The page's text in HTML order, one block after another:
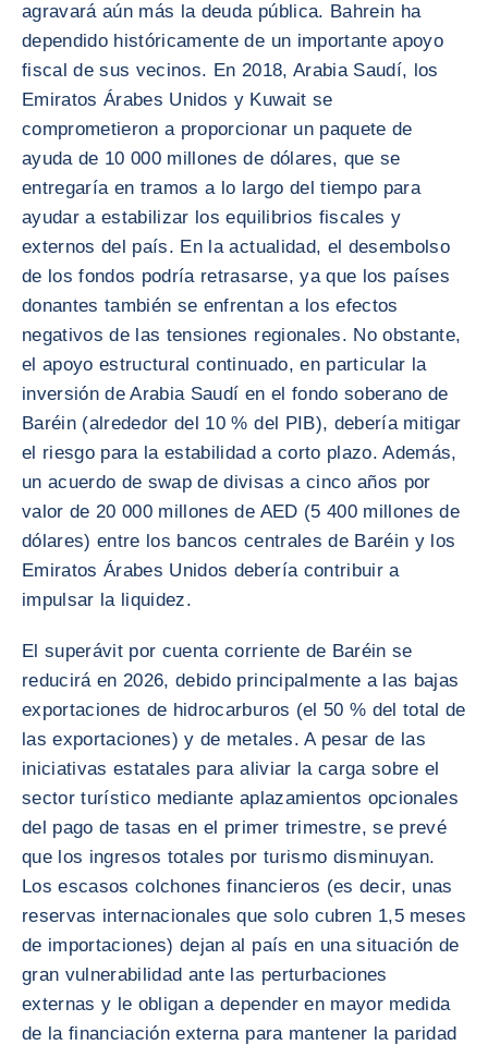
agravará aún más la deuda pública. Bahrein ha
dependido históricamente de un importante apoyo
fiscal de sus vecinos. En 2018, Arabia Saudí, los
Emiratos Árabes Unidos y Kuwait se
comprometieron a proporcionar un paquete de
ayuda de 10 000 millones de dólares, que se
entregaría en tramos a lo largo del tiempo para
ayudar a estabilizar los equilibrios fiscales y
externos del país. En la actualidad, el desembolso
de los fondos podría retrasarse, ya que los países
donantes también se enfrentan a los efectos
negativos de las tensiones regionales. No obstante,
el apoyo estructural continuado, en particular la
inversión de Arabia Saudí en el fondo soberano de
Baréin (alrededor del 10 % del PIB), debería mitigar
el riesgo para la estabilidad a corto plazo. Además,
un acuerdo de swap de divisas a cinco años por
valor de 20 000 millones de AED (5 400 millones de
dólares) entre los bancos centrales de Baréin y los
Emiratos Árabes Unidos debería contribuir a
impulsar la liquidez.
El superávit por cuenta corriente de Baréin se
reducirá en 2026, debido principalmente a las bajas
exportaciones de hidrocarburos (el 50 % del total de
las exportaciones) y de metales. A pesar de las
iniciativas estatales para aliviar la carga sobre el
sector turístico mediante aplazamientos opcionales
del pago de tasas en el primer trimestre, se prevé
que los ingresos totales por turismo disminuyan.
Los escasos colchones financieros (es decir, unas
reservas internacionales que solo cubren 1,5 meses
de importaciones) dejan al país en una situación de
gran vulnerabilidad ante las perturbaciones
externas y le obligan a depender en mayor medida
de la financiación externa para mantener la paridad